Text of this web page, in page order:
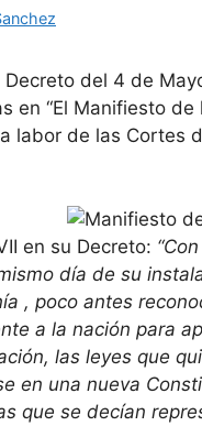
del 4 de
en “El Manifiesto
labor de las Cortes
en su Decreto:
día de su
, poco antes
a la nación para
las leyes que
en una nueva
que se decían